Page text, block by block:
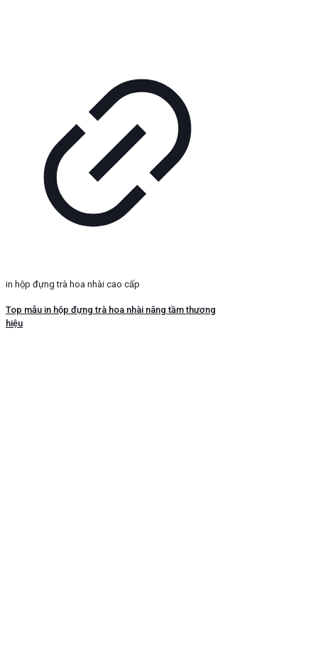
in hộp đựng trà hoa nhài cao cấp
Top mẫu in hộp đựng trà hoa nhài nâng tầm thương
hiệu